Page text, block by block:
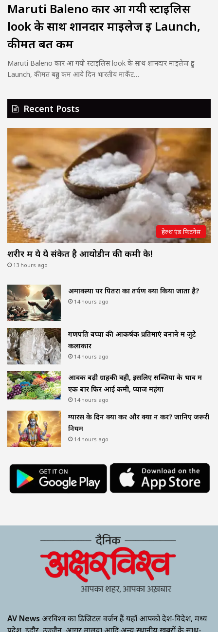
Maruti Baleno कार आ गयी स्टाइलिस
look के साथ शानदार माइलेज हुइ Launch,
कीमत बहुत कम
Maruti Baleno कार आ गयी स्टाइलिस look के साथ शानदार माइलेज हुइ
Launch, कीमत बहुत कम आये दिन भारतीय मार्केट…
Recent Posts
हेल्थ एंड फिटनेस
शरीर में ये ये संकेत है आयोडीन की कमी के!
13 hours ago
अमावस्या पर पितरों का तर्पण क्यों किया जाता है?
14 hours ago
गणपति बप्पा की आकर्षक प्रतिमाएं बनाने में जुटे
कलाकार
14 hours ago
आवक बढ़ी ग्राहकी वही, इसलिए सब्जियों के भाव में
एक बार फिर आई कमी, प्याज महंगा
14 hours ago
ग्यारस के दिन क्या करें और क्या न करें? जानिए जरूरी
नियम
14 hours ago
AV News अक्षरविश्व का डिजिटल वर्जन हैं यहाँ आपको देश-विदेश, मध्य